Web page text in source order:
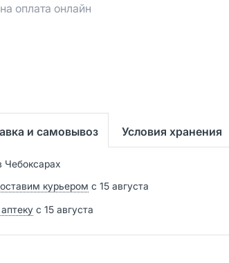
оплата онлайн
и самовывоз Условия хранения
Чебоксарах
курьером с 15 августа
с 15 августа